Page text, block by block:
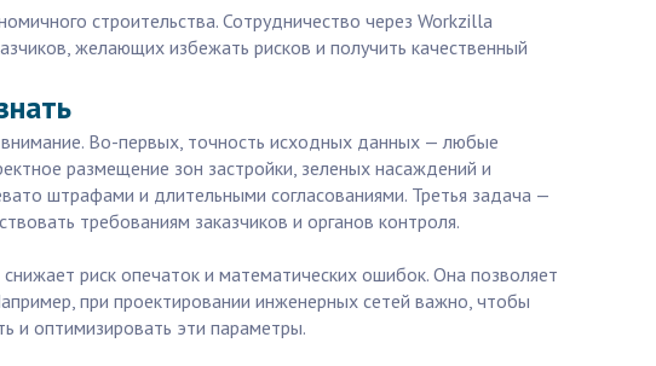
строительства. Сотрудничество через Workzilla
желающих избежать рисков и получить качественный
внимание. Во-первых, точность исходных данных — любые
размещение зон застройки, зеленых насаждений и
штрафами и длительными согласованиями. Третья задача —
требованиям заказчиков и органов контроля.
риск опечаток и математических ошибок. Она позволяет
при проектировании инженерных сетей важно, чтобы
и оптимизировать эти параметры.